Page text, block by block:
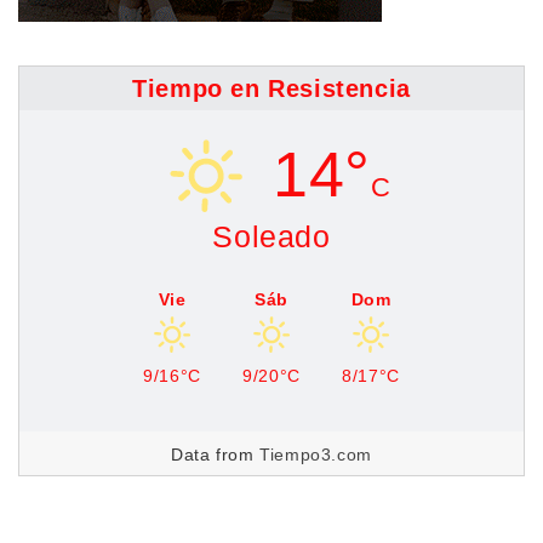
Tiempo en Resistencia
14° C
Soleado
Vie
9/16°C
Sáb
9/20°C
Dom
8/17°C
Data fromTiempo3.com